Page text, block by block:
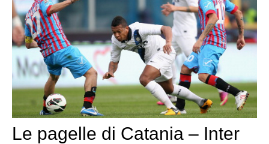
Le pagelle di Catania – Inter